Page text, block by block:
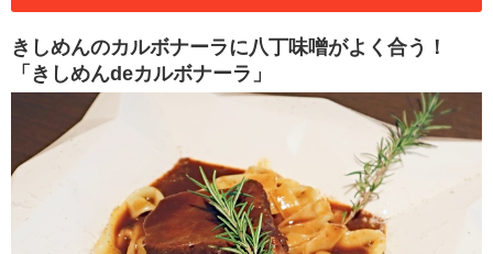
きしめんのカルボナーラに八丁味噌がよく合う！
「きしめんdeカルボナーラ」